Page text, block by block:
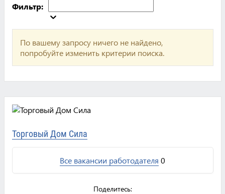
Фильтр:
По вашему запросу ничего не найдено,
попробуйте изменить критерии поиска.
Торговый Дом Сила
Все вакансии работодателя 0
Поделитесь: